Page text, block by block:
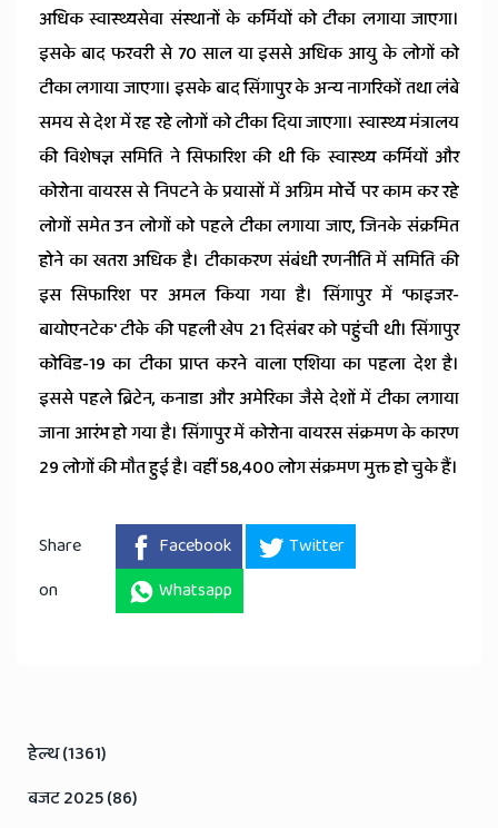
अधिक स्वास्थ्यसेवा संस्थानों के कर्मियों को टीका लगाया जाएगा।
इसके बाद फरवरी से 70 साल या इससे अधिक आयु के लोगों को
टीका लगाया जाएगा। इसके बाद सिंगापुर के अन्य नागरिकों तथा लंबे
समय से देश में रह रहे लोगों को टीका दिया जाएगा। स्वास्थ्य मंत्रालय
की विशेषज्ञ समिति ने सिफारिश की थी कि स्वास्थ्य कर्मियों और
कोरोना वायरस से निपटने के प्रयासों में अग्रिम मोर्चे पर काम कर रहे
लोगों समेत उन लोगों को पहले टीका लगाया जाए, जिनके संक्रमित
होने का खतरा अधिक है। टीकाकरण संबंधी रणनीति में समिति की
इस सिफारिश पर अमल किया गया है। सिंगापुर में ‘फाइजर-
बायोएनटेक' टीके की पहली खेप 21 दिसंबर को पहुंची थी। सिंगापुर
कोविड-19 का टीका प्राप्त करने वाला एशिया का पहला देश है।
इससे पहले ब्रिटेन, कनाडा और अमेरिका जैसे देशों में टीका लगाया
जाना आरंभ हो गया है। सिंगापुर में कोरोना वायरस संक्रमण के कारण
29 लोगों की मौत हुई है। वहीं 58,400 लोग संक्रमण मुक्त हो चुके हैं।
Share
on
Facebook
Twitter
Whatsapp
हेल्थ (1361)
बजट 2025 (86)